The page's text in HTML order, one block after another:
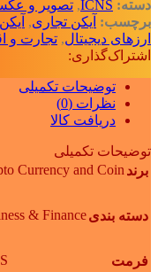
دسته: ICNS
, تصویر و
برچسب: آیکن تجاری,
ارزهای دیجیتال, تجارت و
اشتراک‌گذاری:
توضیحات تکمیلی
نظرات (0)
دریافت کالا
توضیحات تکمیلی
برند Currency and Coin
دسته بندی& Finance
فرمت